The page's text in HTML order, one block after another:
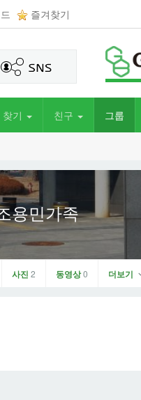
즐겨찾기
기 친구 그룹
용민가족
사진 2 동영상0 더보기